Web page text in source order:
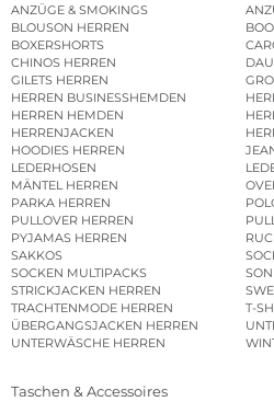
ANZÜGE & SMOKINGS
BLOUSON HERREN
BOXERSHORTS
CHINOS HERREN
GILETS HERREN
HERREN BUSINESSHEMDEN
HERREN HEMDEN
HERRENJACKEN
HOODIES HERREN
LEDERHOSEN
MÄNTEL HERREN
PARKA HERREN
PULLOVER HERREN
PYJAMAS HERREN
SAKKOS
SOCKEN MULTIPACKS
STRICKJACKEN HERREN
TRACHTENMODE HERREN
T-
ÜBERGANGSJACKEN HERREN
UNTERWÄSCHE HERREN
Taschen & Accessoires